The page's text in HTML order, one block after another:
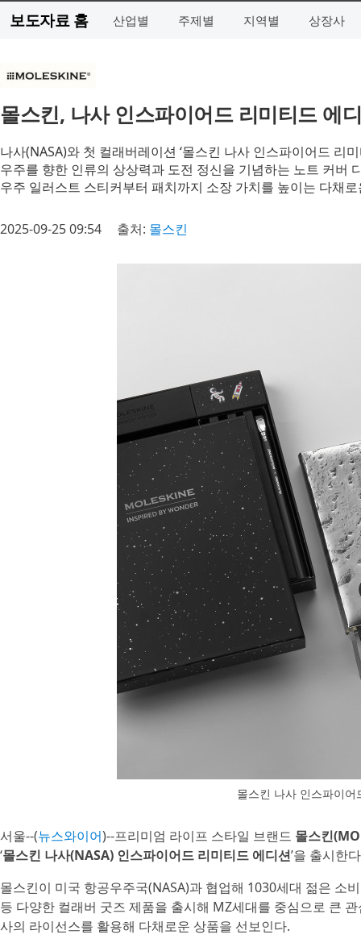
보도자료 홈 산업별 주제별 지역별 상장사
몰스킨, 나사 인스파이어드 리미티드 에
나사(NASA)와 첫 컬래버레이션 ‘몰스킨 나사 인스파이어드 리
우주를 향한 인류의 상상력과 도전 정신을 기념하는 노트 커버
우주 일러스트 스티커부터 패치까지 소장 가치를 높이는 다채
2025-09-25 09:54 출처: 몰스킨
몰스킨 나사 인스파이
서울--(뉴스와이어)--프리미엄 라이프 스타일 브랜드 몰스킨
‘몰스킨 나사(NASA) 인스파이어드 리미티드 에디션’을 출시한
몰스킨이 미국 항공우주국(NASA)과 협업해 1030세대 젊은 소
등 다양한 컬래버 굿즈 제품을 출시해 MZ세대를 중심으로 큰
사의 라이선스를 활용해 다채로운 상품을 선보인다.